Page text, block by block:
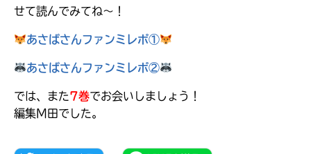
せて読んでみてね～！
あさばさんファンミレポ①
あさばさんファンミレポ②
では、また7巻でお会いしましょう！
編集M田でした。